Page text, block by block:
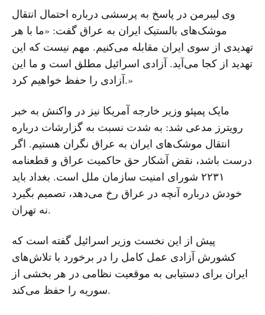
وی لیبرمن در پاسخ به پرسشی درباره احتمال انتقال
موشک‌های بالستیک ایران به عراق گفت: «ما با هر
تهدیدی از سوی ایران مقابله می‌کنیم. مهم نیست که این
تهدید از کجا می‌آید. آزادی اسرائیل مطلق است و ما این
آزادی را حفظ خواهیم کرد.»
مایک پمپئو وزیر خارجه آمریکا نیز در واکنش به خبر
رویترز مدعی شد: به شدت نسبت به گزارشات درباره
انتقال موشک‌های ایران به عراق نگران هستیم. اگر
درست باشد، نقض آشکار حق حاکمیت عراق و قطعنامه
۲۲۳۱ شورای امنیت سازمان ملل است. بغداد باید
خودش درباره آنچه در عراق رخ می‌دهد، تصمیم بگیرد
نه تهران.
پیش از این نخست وزیر اسرائیل گفته است که
کشورش آزادی عمل کامل را در برخورد با تلاش‌های
ایران برای دستیابی به موقعیت نظامی در هر بخشی از
سوریه را حفظ می‌کند.